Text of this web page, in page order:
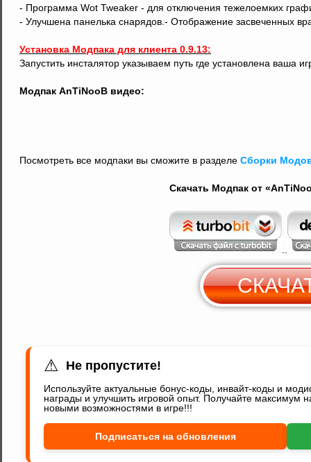
- Программа Wot Tweaker - для отключения тежелоемких
- Улучшена панелька снарядов.- Отображение засвеченных
Установка Модпака для клиента 0.9.13:
Запустить инсталятор указываем путь где установлена ваша
Модпак AnTiNooB видео:
Посмотреть все модпаки вы сможите в разделе Сборки
Скачать Модпак от
⚠ Не пропустите!
Используйте актуальные бонус-коды, инвайт-коды и
награды и улучшить игровой опыт. Получайте максимум
новыми возможностями в игре!!!
Подписаться на обновления